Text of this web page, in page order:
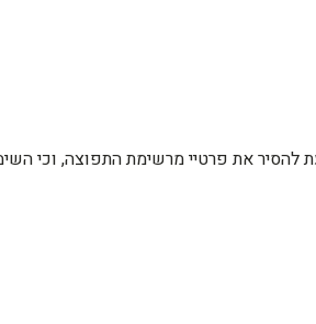
להסיר את פרטיי מרשימת התפוצה, וכי